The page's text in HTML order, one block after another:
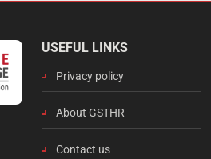
USEFUL LINKS
Privacy policy
About GSTHR
Contact us